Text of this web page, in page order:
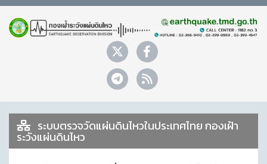
ระบบตรวจวัดแผ่นดินไหวในประเทศไทย กองเฝ้า
ระวังแผ่นดินไหว